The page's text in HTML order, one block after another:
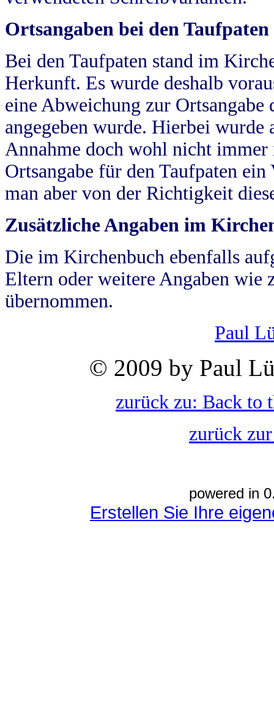
Ortsangaben bei den Taufpaten
Bei den Taufpaten stand im
Herkunft. Es wurde deshalb
eine Abweichung zur
angegeben wurde. Hierbei wurde
Annahme doch wohl nicht
Ortsangabe für den Taufpaten
man aber von der Richtigkeit
Zusätzliche Angaben im
Die im Kirchenbuch ebenfalls
Eltern oder weitere Angaben wie
übernommen.
Paul
© 2009 by Paul
zurück zu: Back to
zurück
powered in
Erstellen Sie Ihre